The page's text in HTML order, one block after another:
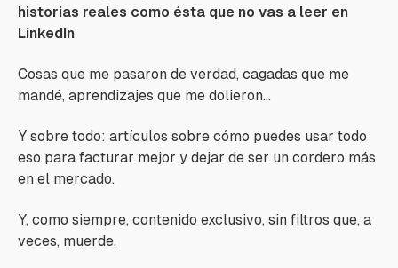
historias reales como ésta que no vas a leer en
LinkedIn
Cosas que me pasaron de verdad, cagadas que me
mandé, aprendizajes que me dolieron…
Y sobre todo: artículos sobre cómo puedes usar todo
eso para facturar mejor y dejar de ser un cordero más
en el mercado.
Y, como siempre, contenido exclusivo, sin filtros que, a
veces, muerde.